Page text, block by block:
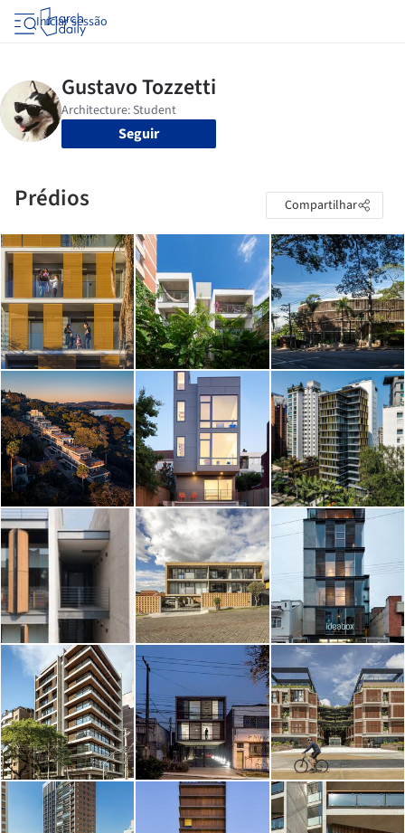
Iniciar sessão
Seguir
Prédios Compartilhar